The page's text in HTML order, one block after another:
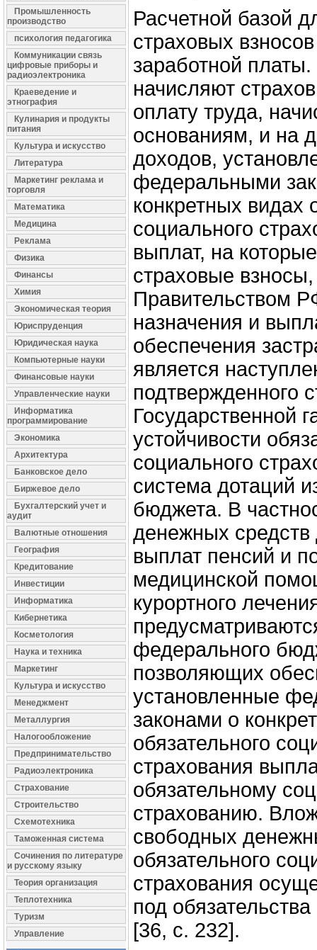
Промышленность
производство
психология педагогика
Коммуникации связь
цифровые приборы и
радиоэлектроника
Краеведение и
этнография
Кулинария и продукты
питания
Культура и искусство
Литература
Маркетинг реклама и
торговля
Математика
Медицина
Реклама
Физика
Финансы
Химия
Экономическая теория
Юриспруденция
Юридическая наука
Компьютерные науки
Финансовые науки
Управленческие науки
Информатика
программирование
Экономика
Архитектура
Банковское дело
Биржевое дело
Бухгалтерский учет и
аудит
Валютные отношения
География
Кредитование
Инвестиции
Информатика
Кибернетика
Косметология
Наука и техника
Маркетинг
Культура и искусство
Менеджмент
Металлургия
Налогообложение
Предпринимательство
Радиоэлектроника
Страхование
Строительство
Схемотехника
Таможенная система
Сочинения по литературе
и русскому языку
Теория организация
Теплотехника
Туризм
Управление
Расчетной базой
страховых
заработной
начисляют
оплату труда,
основаниям, и на
доходов,
федеральными
конкретных видах
социального
выплат, на
страховые
Правительством
назначения и
обеспечения
является
подтвержденного
Государственной
устойчивости
социального
система дотаций
бюджета. В
денежных
выплат пенсий и
медицинской
курортного
федерального
позволяющих
установленные
законами о
обязательного
страхования
обязательному
страхованию.
свободных
обязательного
страхования
под
[36, c. 232].